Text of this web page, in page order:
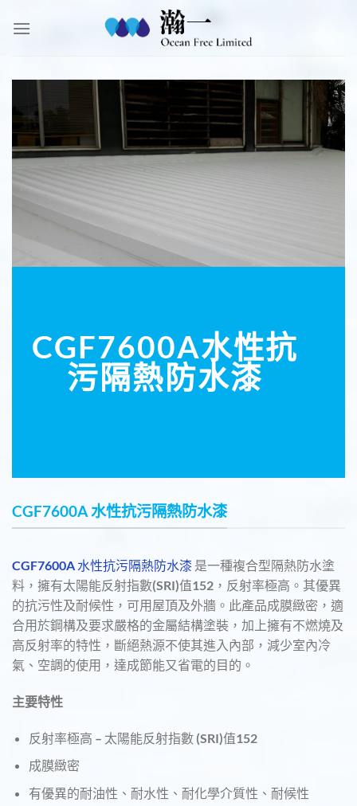
CGF7600A水性抗
污隔熱防水漆
CGF7600A 水性抗污隔熱防水漆
CGF7600A 水性抗污隔熱防水漆 是一種複合型隔熱防水塗
料，擁有太陽能反射指數(SRI)值152，反射率極高。其優異
的抗污性及耐候性，可用屋頂及外牆。此產品成膜緻密，適
合用於鋼構及要求嚴格的金屬結構塗裝，加上擁有不燃燒及
高反射率的特性，斷絕熱源不使其進入內部，減少室內冷
氣、空調的使用，達成節能又省電的目的。
主要特性
反射率極高 – 太陽能反射指數 (SRI)值152
成膜緻密
有優異的耐油性、耐水性、耐化學介質性、耐候性